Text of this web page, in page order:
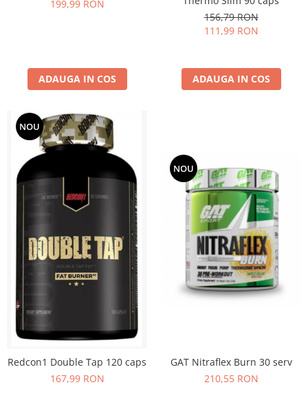
199,99 RON
ADAUGA IN COS
156,79 RON
111,99 RON
ADAUGA IN COS
NOU
Redcon1 Double Tap 120 caps
167,99 RON
NOU
GAT Nitraflex Burn 30 serv
210,55 RON